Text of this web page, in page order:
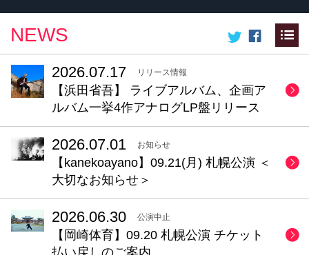
NEWS
2026.07.17 リリース情報
【浜田省吾】 ライブアルバム、企画ア
ルバム一挙4作アナログLP盤リリース
2026.07.01 お知らせ
【kanekoayano】09.21(月) 札幌公演 ＜
大切なお知らせ＞
2026.06.30 公演中止
【岡崎体育】09.20 札幌公演 チケット
払い戻しのご案内